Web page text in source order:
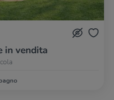
in vendita